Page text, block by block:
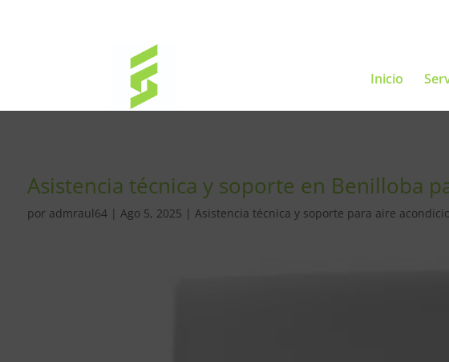
Inicio
Asistencia técnica y soporte en Benilloba
por admraul64| Ago 5, 2025 | Asistencia técnica y soporte para aire